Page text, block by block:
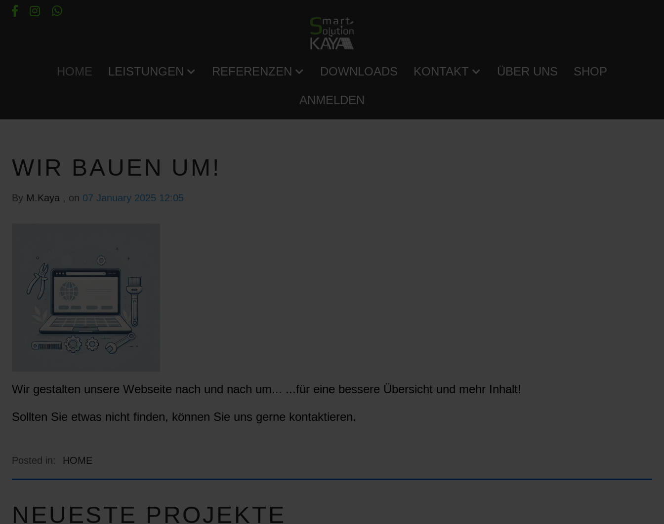
HOME LEISTUNGEN REFERENZEN DOWNLOADS KONTAKT ÜBER UNS SHOP
ANMELDEN
WIR BAUEN UM!
By M.Kaya , on 07 January 2025 12:05
Wir gestalten unsere Webseite nach und nach um... ...für eine bessere Übersicht und mehr Inhalt!
Sollten Sie etwas nicht finden, können Sie uns gerne kontaktieren.
Posted in: HOME
NEUESTE PROJEKTE